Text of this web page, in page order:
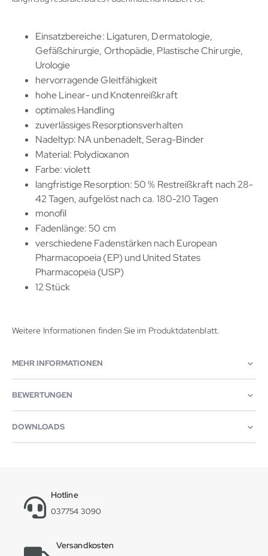
Einsatzbereiche: Ligaturen, Dermatologie,
Gefäßchirurgie, Orthopädie, Plastische Chirurgie,
Urologie
hervorragende Gleitfähigkeit
hohe Linear- und Knotenreißkraft
optimales Handling
zuverlässiges Resorptionsverhalten
Nadeltyp: NA unbenadelt, Serag-Binder
Material: Polydioxanon
Farbe: violett
langfristige Resorption: 50 % Restreißkraft nach 28-
42 Tagen, aufgelöst nach ca. 180-210 Tagen
monofil
Fadenlänge: 50 cm
verschiedene Fadenstärken nach European
Pharmacopoeia (EP) und United States
Pharmacopeia (USP)
12 Stück
Weitere Informationen finden Sie im Produktdatenblatt.
MEHR INFORMATIONEN
BEWERTUNGEN
DOWNLOADS
Hotline
037754 3090
Versandkosten